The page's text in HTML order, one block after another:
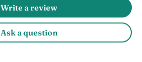
Write a review
Ask a question